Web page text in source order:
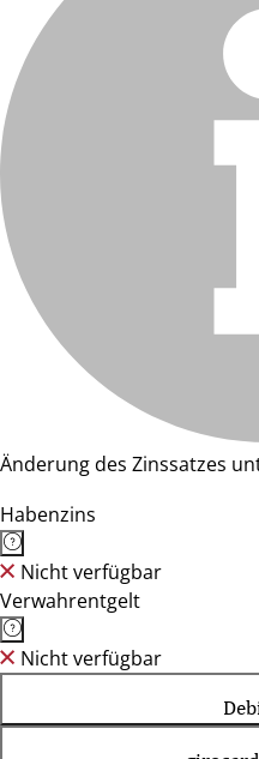
Änderung des Zinssatzes
Habenzins
Nicht verfügbar
Verwahrentgelt
Nicht verfügbar